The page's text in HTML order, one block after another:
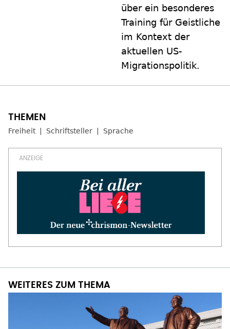
über ein besonderes
Training für Geistliche
im Kontext der
aktuellen US-
Migrationspolitik.
Freiheit Schriftsteller Sprache
WEITERES ZUM THEMA